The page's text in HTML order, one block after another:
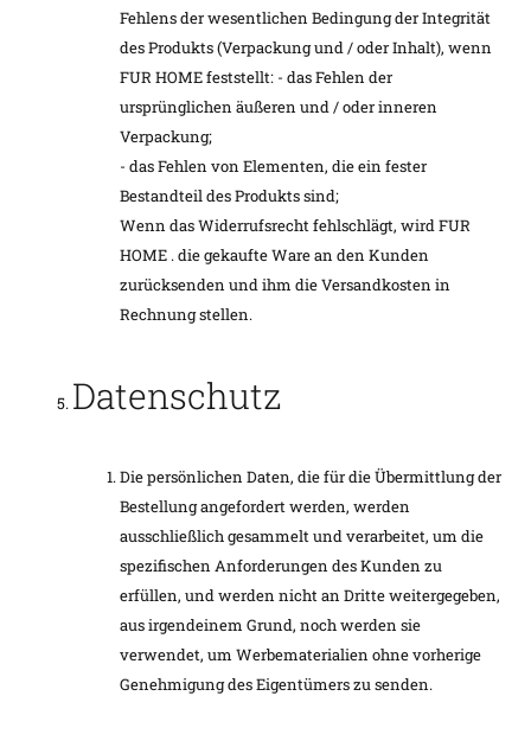
Fehlens der wesentlichen Bedingung der Integrität
des Produkts (Verpackung und / oder Inhalt), wenn
FUR HOME feststellt: - das Fehlen der
ursprünglichen äußeren und / oder inneren
Verpackung;
- das Fehlen von Elementen, die ein fester
Bestandteil des Produkts sind;
Wenn das Widerrufsrecht fehlschlägt, wird FUR
HOME . die gekaufte Ware an den Kunden
zurücksenden und ihm die Versandkosten in
Rechnung stellen.
Datenschutz
Die persönlichen Daten, die für die Übermittlung der
Bestellung angefordert werden, werden
ausschließlich gesammelt und verarbeitet, um die
spezifischen Anforderungen des Kunden zu
erfüllen, und werden nicht an Dritte weitergegeben,
aus irgendeinem Grund, noch werden sie
verwendet, um Werbematerialien ohne vorherige
Genehmigung des Eigentümers zu senden.